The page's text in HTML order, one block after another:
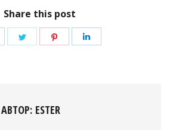
Share this post
ПоделитьсяПоделитьсяПоделиться
АВТОР: ESTER